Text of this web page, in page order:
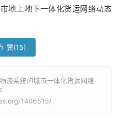
地上地下一体化货运网络动态
赞(15)
流系统的城市一体化货运网络
1406515/